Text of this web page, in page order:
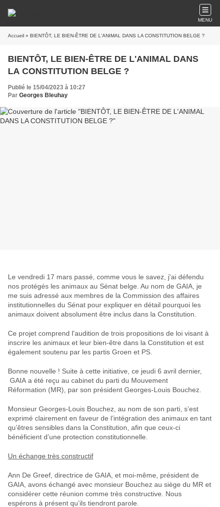
MENU
Accueil » BIENTÔT, LE BIEN-ÊTRE DE L'ANIMAL DANS LA CONSTITUTION BELGE ?
BIENTÔT, LE BIEN-ÊTRE DE L'ANIMAL DANS
LA CONSTITUTION BELGE ?
Publié le 15/04/2023 à 10:27
Par Georges Bleuhay
Le vendredi 17 mars passé, comme vous le savez, j'ai défendu
nos protégés les animaux au Sénat belge . Au nom de GAIA, je
me suis adressé aux membres de la Commission des affaires
institutionnelles du Sénat pour expliquer en détail pourquoi les
animaux doivent absolument être inclus dans la Constitution
Ce projet comprend l'audition de trois propositions de loi visant à
inscrire les animaux et leur bien-être dans la Constitution et est
également soutenu par les partis Groen et PS.
Bonne nouvelle ! Suite à cette initiative, ce jeudi 6 avril dernier,
GAIA a été reçu au cabinet du parti du Mouvement
Réformation (MR), par son président Georges-Louis Bouchez.
Monsieur Georges-Louis Bouchez, au nom de son parti, s’est
exprimé clairement en faveur de l’intégration des animaux en tant
qu’êtres sensibles dans la Constitution , afin que ceux-ci
bénéficient d’une protection constitutionnelle.
Un échange très constructif
Ann De Greef, directrice de GAIA, et moi-même, président de
GAIA, avons échangé avec monsieur Bouchez au siège du MR et
considérer cette réunion comme très constructive. Nous
espérons à présent qu’ils tiendront parole.